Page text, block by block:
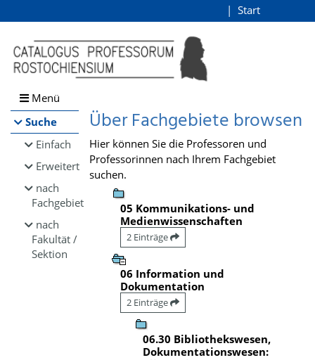
Browsen
direkt zum Inhalt
Start
Menü
Suche
Einfach
Erweitert
nach
Fachgebiet
nach
Fakultät /
Sektion
Über Fachgebiete browsen
Hier können Sie die Professoren und
Professorinnen nach Ihrem Fachgebiet
suchen.
05 Kommunikations- und
Medienwissenschaften
2 Einträge
06 Information und
Dokumentation
2 Einträge
06.30 Bibliothekswesen,
Dokumentationswesen: